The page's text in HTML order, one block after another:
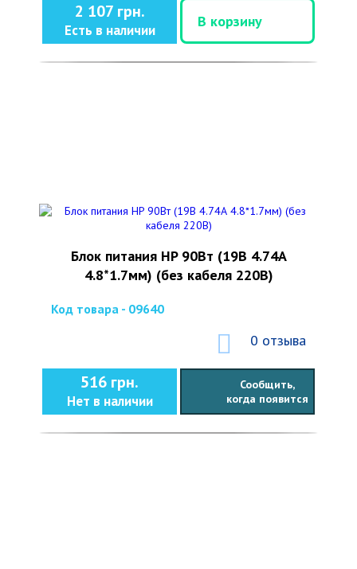
2 107 грн.
Есть в наличии
В корзину
Блок питания HP 90Вт (19В 4.74А
4.8*1.7мм) (без кабеля 220В)
Код товара - 09640
0 отзыва
516 грн.
Нет в наличии
Сообщить,
когда появится